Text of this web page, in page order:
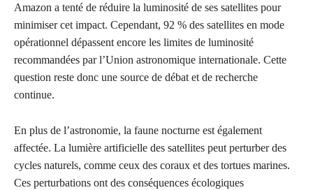
Amazon a tenté de réduire la luminosité de ses satellites pour
minimiser cet impact. Cependant, 92 % des satellites en mode
opérationnel dépassent encore les limites de luminosité
recommandées par l’Union astronomique internationale. Cette
question reste donc une source de débat et de recherche
continue.
En plus de l’astronomie, la faune nocturne est également
affectée. La lumière artificielle des satellites peut perturber des
cycles naturels, comme ceux des coraux et des tortues marines.
Ces perturbations ont des conséquences écologiques